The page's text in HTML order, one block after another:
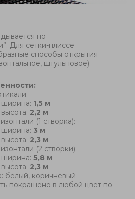
по
”. Для сетки-плиссе
способы открытия
штульповое).
1,5 м
2,2 м
(1 створка):
3 м
2,3 м
(2 створки):
5,8 м
2,3 м
белый, коричневый
покрашено в любой цвет по